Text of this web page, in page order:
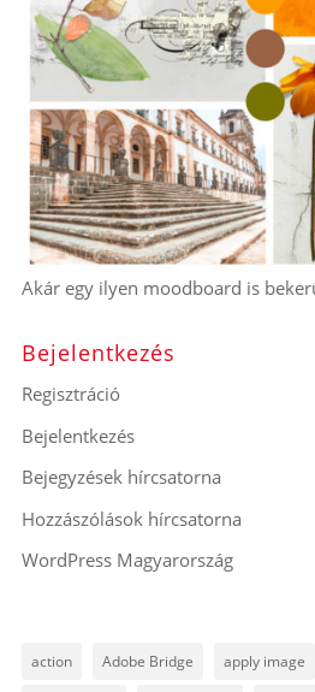
Akár egy ilyen moodboard is
Bejelentkezés
Regisztráció
Bejelentkezés
Bejegyzések hírcsatorna
Hozzászólások hírcsatorna
WordPress Magyarország
action Adobe Bridge apply image